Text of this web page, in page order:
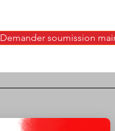
Demander soumission